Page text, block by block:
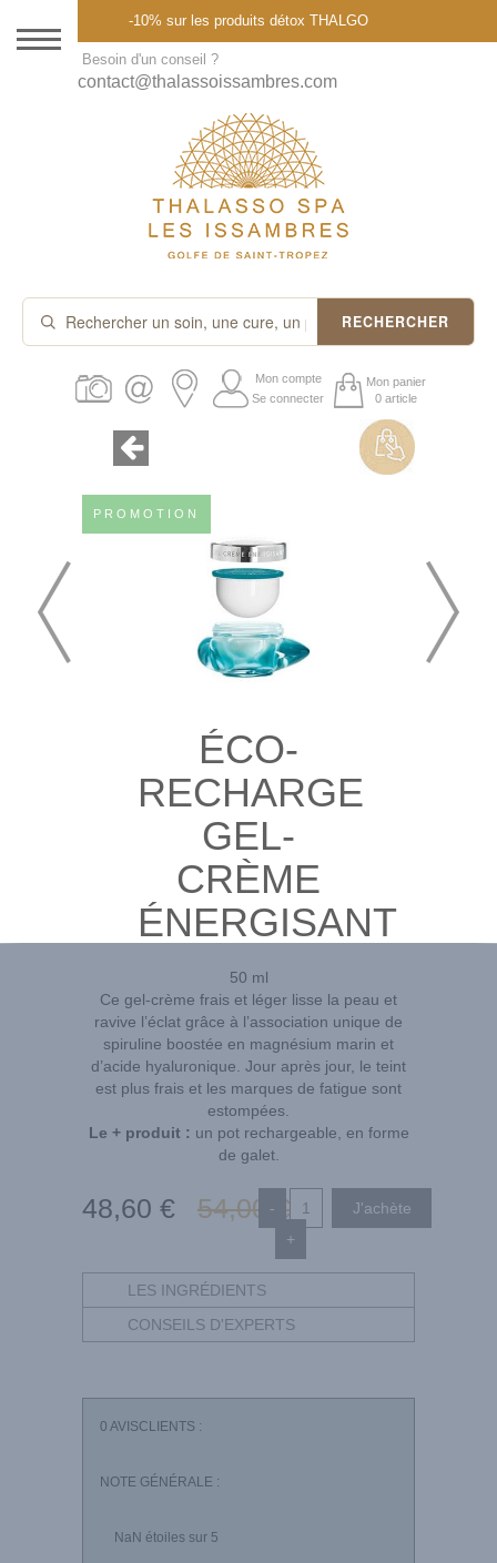
DESTINATION
THALASSO SPA
CURES ET FORFAITS
SOINS À LA CARTE
ABONNEMENTS
PROMOS
-10% sur les produits détox THALGO
Besoin d'un conseil ?
contact@thalassoissambres.com
RECHERCHER
Mon compte
Se connecter
Mon panier
0 article
PROMOTION
ÉCO-
RECHARGE
GEL-
CRÈME
ÉNERGISANT
50 ml
Ce gel-crème frais et léger lisse la peau et
ravive l’éclat grâce à l’association unique de
spiruline boostée en magnésium marin et
d’acide hyaluronique. Jour après jour, le teint
est plus frais et les marques de fatigue sont
estompées.
Le + produit : un pot rechargeable, en forme
de galet.
48,60 € 54,00 €
-
+
LES INGRÉDIENTS
CONSEILS D'EXPERTS
0 AVISCLIENTS :
NOTE GÉNÉRALE :
NaN étoiles sur 5